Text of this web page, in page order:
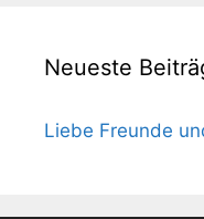
Neueste
Liebe Freunde